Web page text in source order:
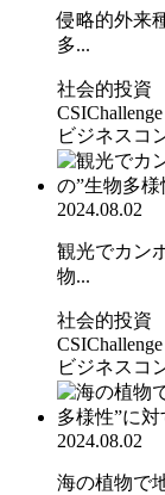
侵略的外来
多...
社会的投資
CSIChallenge
ビジネスコ
2024.08.02
観光でカン
物...
社会的投資
CSIChallenge
ビジネスコ
2024.08.02
海の植物で